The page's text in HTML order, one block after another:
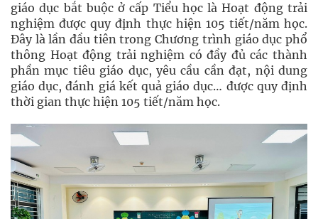
giáo dục bắt buộc ở cấp Tiểu học là Hoạt động trải
nghiệm được quy định thực hiện 105 tiết/năm học.
Đây là lần đầu tiên trong Chương trình giáo dục phổ
thông Hoạt động trải nghiệm có đầy đủ các thành
phần mục tiêu giáo dục, yêu cầu cần đạt, nội dung
giáo dục, đánh giá kết quả giáo dục… được quy định
thời gian thực hiện 105 tiết/năm học.